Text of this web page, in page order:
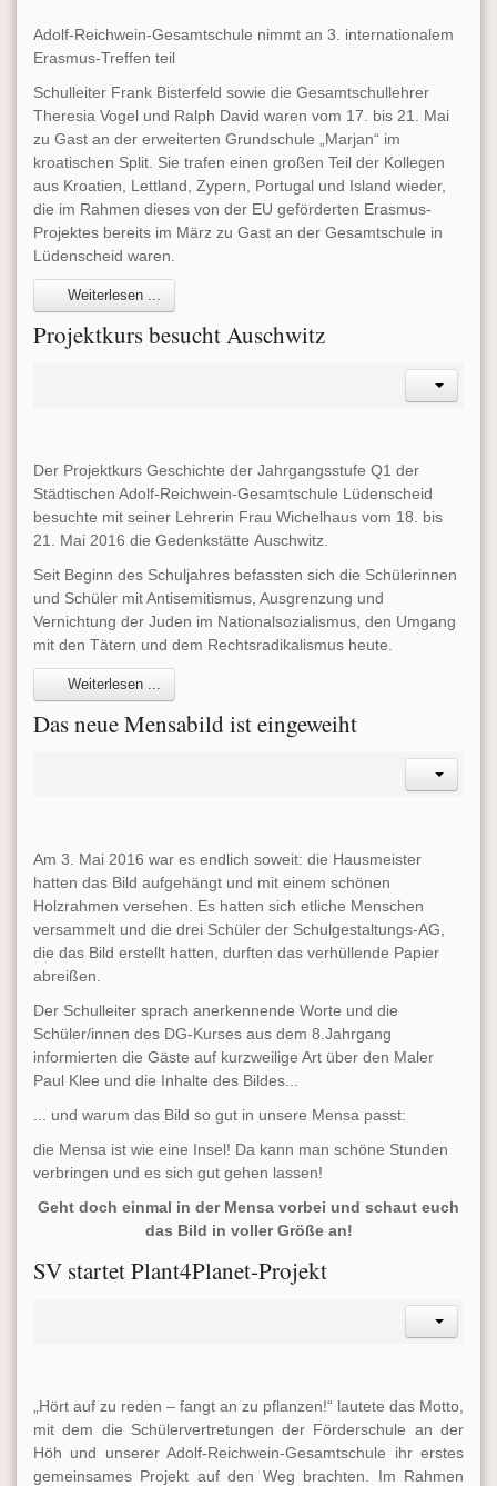
Adolf-Reichwein-Gesamtschule nimmt an 3. internationalem
Erasmus-Treffen teil
Schulleiter Frank Bisterfeld sowie die Gesamtschullehrer
Theresia Vogel und Ralph David waren vom 17. bis 21. Mai
zu Gast an der erweiterten Grundschule „Marjan“ im
kroatischen Split. Sie trafen einen großen Teil der Kollegen
aus Kroatien, Lettland, Zypern, Portugal und Island wieder,
die im Rahmen dieses von der EU geförderten Erasmus-
Projektes bereits im März zu Gast an der Gesamtschule in
Lüdenscheid waren.
Weiterlesen ...
Projektkurs besucht Auschwitz
Der Projektkurs Geschichte der Jahrgangsstufe Q1 der
Städtischen Adolf-Reichwein-Gesamtschule Lüdenscheid
besuchte mit seiner Lehrerin Frau Wichelhaus vom 18. bis
21. Mai 2016 die Gedenkstätte Auschwitz.
Seit Beginn des Schuljahres befassten sich die Schülerinnen
und Schüler mit Antisemitismus, Ausgrenzung und
Vernichtung der Juden im Nationalsozialismus, den Umgang
mit den Tätern und dem Rechtsradikalismus heute.
Weiterlesen ...
Das neue Mensabild ist eingeweiht
Am 3. Mai 2016 war es endlich soweit: die Hausmeister
hatten das Bild aufgehängt und mit einem schönen
Holzrahmen versehen. Es hatten sich etliche Menschen
versammelt und die drei Schüler der Schulgestaltungs-AG,
die das Bild erstellt hatten, durften das verhüllende Papier
abreißen.
Der Schulleiter sprach anerkennende Worte und die
Schüler/innen des DG-Kurses aus dem 8.Jahrgang
informierten die Gäste auf kurzweilige Art über den Maler
Paul Klee und die Inhalte des Bildes...
... und warum das Bild so gut in unsere Mensa passt:
die Mensa ist wie eine Insel! Da kann man schöne Stunden
verbringen und es sich gut gehen lassen!
Geht doch einmal in der Mensa vorbei und schaut euch
das Bild in voller Größe an!
SV startet Plant4Planet-Projekt
„Hört auf zu reden – fangt an zu pflanzen!“ lautete das Motto,
mit dem die Schülervertretungen der Förderschule an der
Höh und unserer Adolf-Reichwein-Gesamtschule ihr erstes
gemeinsames Projekt auf den Weg brachten. Im Rahmen